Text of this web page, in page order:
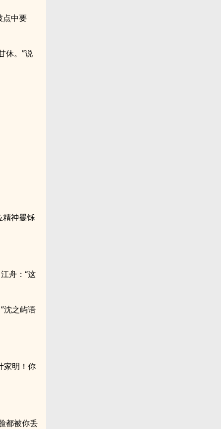
点中要
休。”说
精神矍铄
舟：“这
沈之屿语
家明！你
都被你丢